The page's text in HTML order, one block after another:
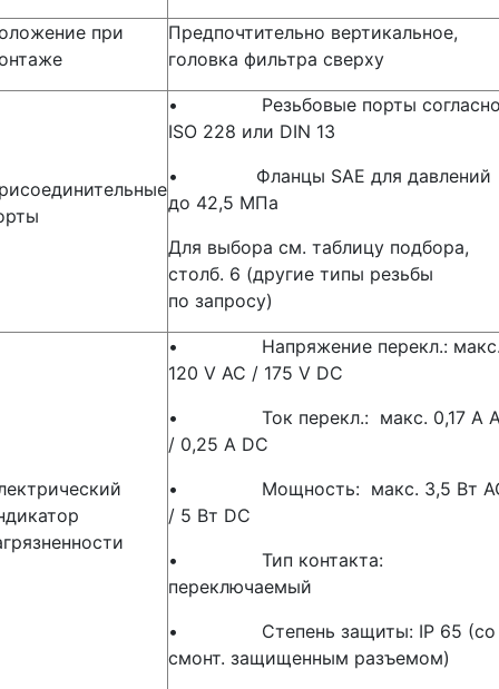
при
Предпочтительно вертикальное,
головка фильтра сверху
• Резьбовые порты
ISO 228 или DIN 13
• Фланцы SAE для давлений
до 42,5 МПа
Для выбора см. таблицу подбора,
столб. 6 (другие типы резьбы
по запросу)
• Напряжение перекл.:
120 V AC / 175 V DC
• Ток перекл.: макс. 0,17 A
/ 0,25 A DC
• Мощность: макс. 3,5 Вт
/ 5 Вт DC
• Тип контакта:
переключаемый
• Степень защиты: IP 65 (со
смонт. защищенным разъемом)